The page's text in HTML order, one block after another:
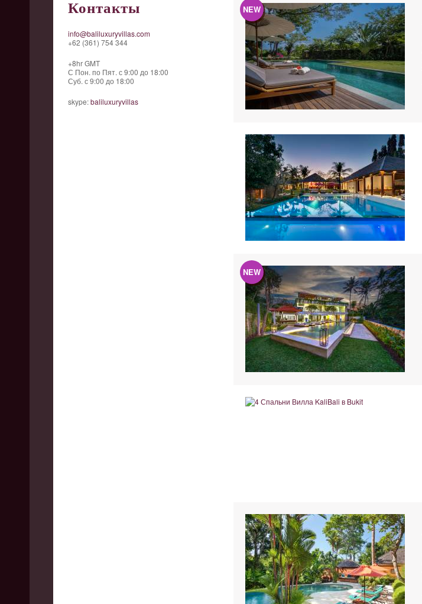
Контакты
info@baliluxuryvillas.com
+62 (361) 754 344
+8hr GMT
С Пон. по Пят. с 9:00 до 18:00
Суб. с 9:00 до 18:00
skype: baliluxuryvillas
NEW
NEW